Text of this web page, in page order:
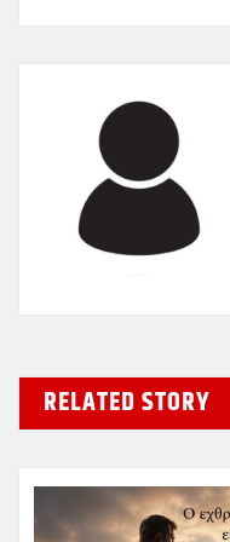
RELATED STORY